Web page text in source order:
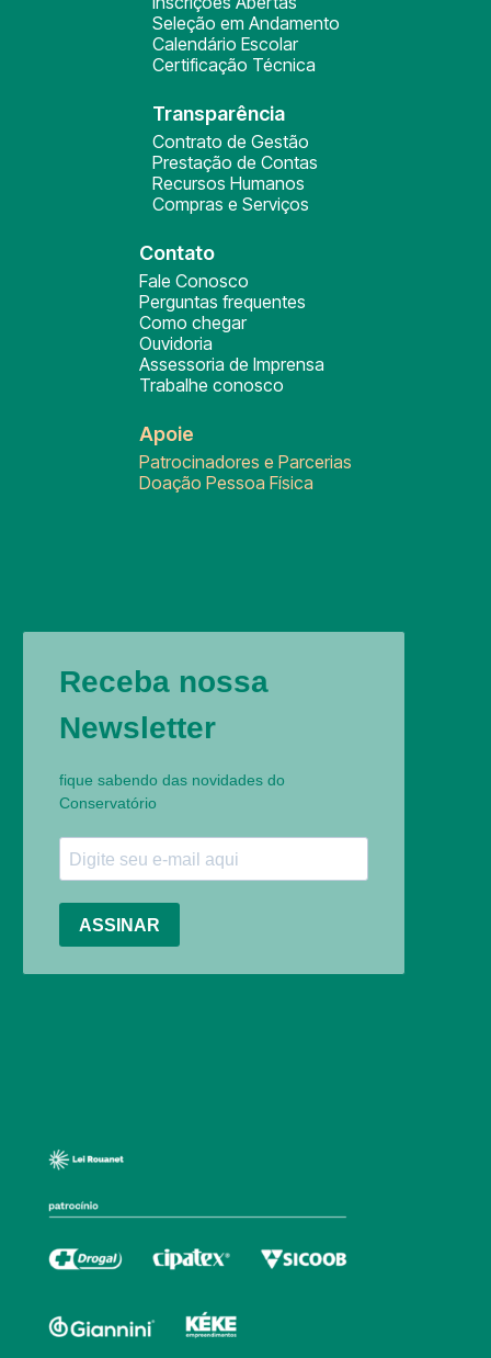
Seleção em Andamento
Calendário Escolar
Certificação Técnica
Transparência
Contrato de Gestão
Prestação de Contas
Recursos Humanos
Compras e Serviços
Contato
Fale Conosco
Perguntas frequentes
Como chegar
Ouvidoria
Assessoria de Imprensa
Trabalhe conosco
Apoie
Patrocinadores e Parcerias
Doação Pessoa Física